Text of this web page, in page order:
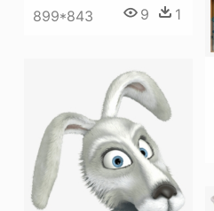
899*843 9 1